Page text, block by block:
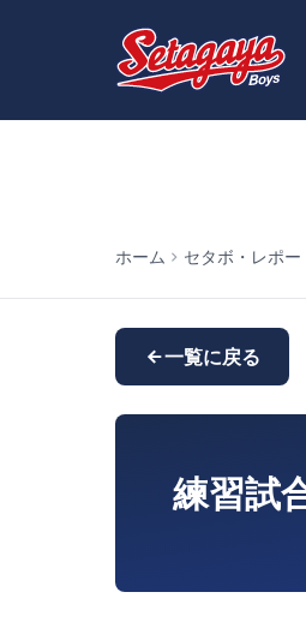
ホーム セタボ・レポー
一覧に戻る
練習試